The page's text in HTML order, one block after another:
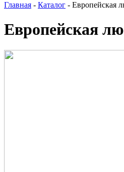
Главная - Каталог - Европейская
Европейская